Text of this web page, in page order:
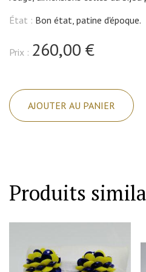
État : Bon état, patine d'époque.
Prix : 260,00 €
de
Broche
et
1900-
AJOUTER AU PANIER
Produits